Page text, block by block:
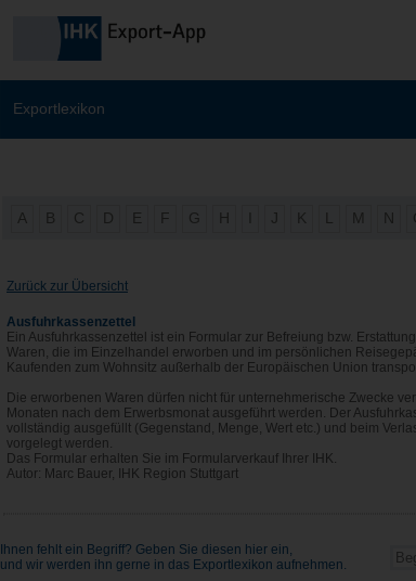
Exportlexikon
A B C D E F G H J K M N
Zurück zur Übersicht
Ausfuhrkassenzettel
Ein Ausfuhrkassenzettel ist ein Formular zur Befreiung bzw.
Waren, die im Einzelhandel erworben und im persönlichen
Kaufenden zum Wohnsitz außerhalb der Europäischen Union
Die erworbenen Waren dürfen nicht für unternehmerische Zwecke
Monaten nach dem Erwerbsmonat ausgeführt werden. Der
vollständig ausgefüllt (Gegenstand, Menge, Wert etc.) und beim
vorgelegt werden.
Das Formular erhalten Sie im Formularverkauf Ihrer IHK.
Autor: Marc Bauer, IHK Region Stuttgart
Ihnen fehlt ein Begriff? Geben Sie diesen hier ein,
und wir werden ihn gerne in das Exportlexikon aufnehmen.